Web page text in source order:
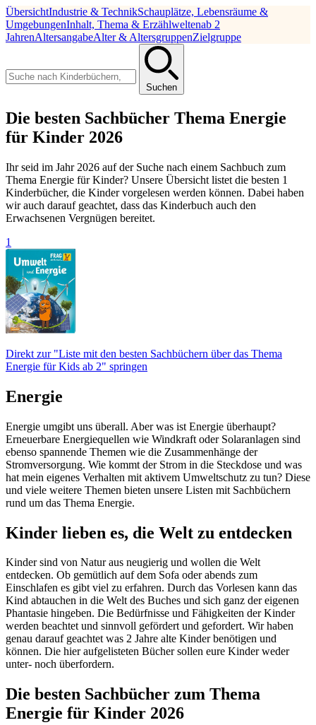
ÜbersichtIndustrie & TechnikSchauplätze, Lebensräume &
UmgebungenInhalt, Thema & Erzählweltenab 2
JahrenAltersangabeAlter & AltersgruppenZielgruppe
Suchen
Die besten Sachbücher Thema Energie
für Kinder 2026
Ihr seid im Jahr 2026 auf der Suche nach einem Sachbuch zum
Thema Energie für Kinder? Unsere Übersicht listet die besten 1
Kinderbücher, die Kinder vorgelesen werden können. Dabei haben
wir auch darauf geachtet, dass das Kinderbuch auch den
Erwachsenen Vergnügen bereitet.
1
Direkt zur "Liste mit den besten Sachbüchern über das Thema
Energie für Kids ab 2" springen
Energie
Energie umgibt uns überall. Aber was ist Energie überhaupt?
Erneuerbare Energiequellen wie Windkraft oder Solaranlagen sind
ebenso spannende Themen wie die Zusammenhänge der
Stromversorgung. Wie kommt der Strom in die Steckdose und was
hat mein eigenes Verhalten mit aktivem Umweltschutz zu tun? Diese
und viele weitere Themen bieten unsere Listen mit Sachbüchern
rund um das Thema Energie.
Kinder lieben es, die Welt zu entdecken
Kinder sind von Natur aus neugierig und wollen die Welt
entdecken. Ob gemütlich auf dem Sofa oder abends zum
Einschlafen es gibt viel zu erfahren. Durch das Vorlesen kann das
Kind abtauchen in die Welt des Buches und sich ganz der eigenen
Phantasie hingeben. Die Bedürfnisse und Fähigkeiten der Kinder
werden beachtet und sinnvoll gefördert und gefordert. Wir haben
genau darauf geachtet was 2 Jahre alte Kinder benötigen und
können. Die hier aufgelisteten Bücher sollen eure Kinder weder
unter- noch überfordern.
Die besten Sachbücher zum Thema
Energie für Kinder 2026